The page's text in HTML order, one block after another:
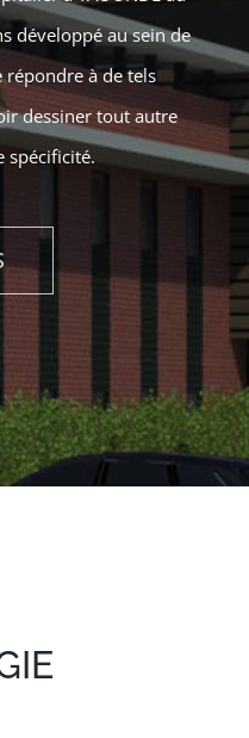
développé au sein de
répondre à de tels
dessiner tout autre
spécificité.